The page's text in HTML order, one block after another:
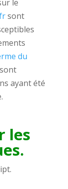
le
sont
du
ayant été
les